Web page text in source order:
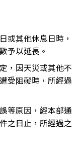
或其他休息日時，
予以延長。
，因天災或其他不
受阻礙時，所經過
等原因，經本部通
之日止，所經過之